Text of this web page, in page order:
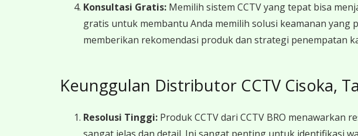
Konsultasi Gratis: Memilih sistem CCTV yang tepat bisa
gratis untuk membantu Anda memilih solusi keamanan yang
memberikan rekomendasi produk dan strategi penempatan
Keunggulan Distributor CCTV Cisoka,
Resolusi Tinggi: Produk CCTV dari CCTV BRO menawarkan